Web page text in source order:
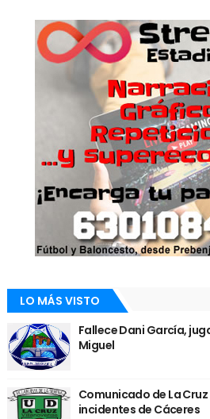
LO MÁS VISTO
Fallece Dani García,
Miguel
Comunicado de La
incidentes de Cáceres